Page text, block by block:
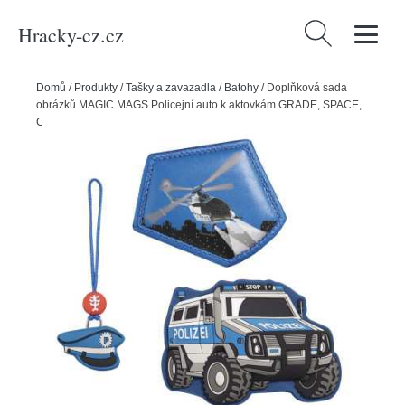
Hracky-cz.cz Vyhledávání
Domů / Produkty /Tašky a zavazadla / Batohy / Doplňková sada
obrázků MAGIC MAGS Policejní auto k aktovkám GRADE, SPACE,
CLOUD, 2v1 a KID